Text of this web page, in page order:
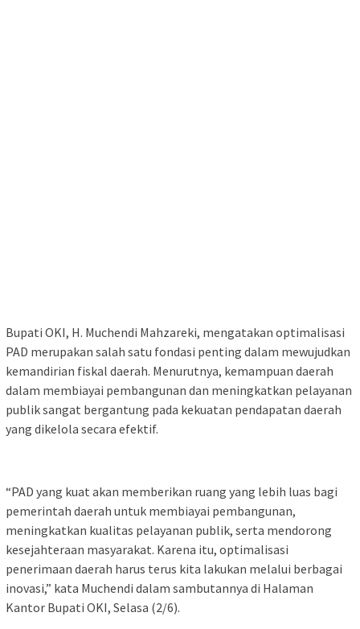
Bupati OKI, H. Muchendi Mahzareki, mengatakan optimalisasi
PAD merupakan salah satu fondasi penting dalam mewujudkan
kemandirian fiskal daerah. Menurutnya, kemampuan daerah
dalam membiayai pembangunan dan meningkatkan pelayanan
publik sangat bergantung pada kekuatan pendapatan daerah
yang dikelola secara efektif.
“PAD yang kuat akan memberikan ruang yang lebih luas bagi
pemerintah daerah untuk membiayai pembangunan,
meningkatkan kualitas pelayanan publik, serta mendorong
kesejahteraan masyarakat. Karena itu, optimalisasi
penerimaan daerah harus terus kita lakukan melalui berbagai
inovasi,” kata Muchendi dalam sambutannya di Halaman
Kantor Bupati OKI, Selasa (2/6).